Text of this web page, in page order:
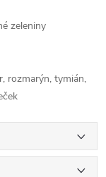
zeleniny
rozmarýn, tymián,